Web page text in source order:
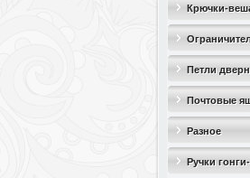
Крючки-
Петли
Почтовые
Разное
Ручки